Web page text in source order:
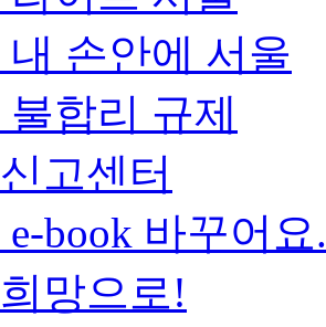
내 손안에 서울
불합리 규제
신고센터
e-book 바꾸어요.
희망으로!